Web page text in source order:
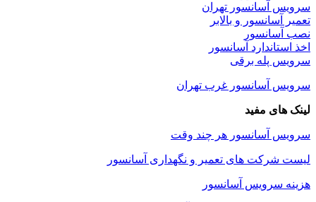
سرویس آسانسور تهران
تعمیر آسانسور و بالابر
نصب آسانسور
اخذ استاندارد آسانسور
سرویس پله برقی
سرویس آسانسور غرب تهران
لینک های مفید
سرویس آسانسور هر چند وقت
لیست شرکت های تعمیر و نگهداری آسانسور
هزینه سرویس آسانسور